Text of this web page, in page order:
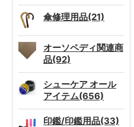
傘修理用品(21)
オーソペディ関連商
品(92)
シューケア オール
アイテム(656)
印鑑/印鑑用品(33)